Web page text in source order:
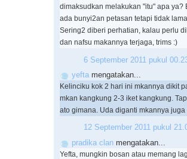
dimaksudkan melakukan "itu" apa
ada bunyi2an petasan tetapi tidak
Sering2 diberi perhatian, kalau perlu
dan nafsu makannya terjaga, trims :)
6 September 2011 pukul
yefta mengatakan...
Kelinciku kok 2 hari ini mkannya dikit
mkan kangkung 2-3 iket kangkung.
ato gimana. Uda diganti mkannya juga
12 September 2011 pukul
pradika clan mengatakan...
Yefta, mungkin bosan atau memang